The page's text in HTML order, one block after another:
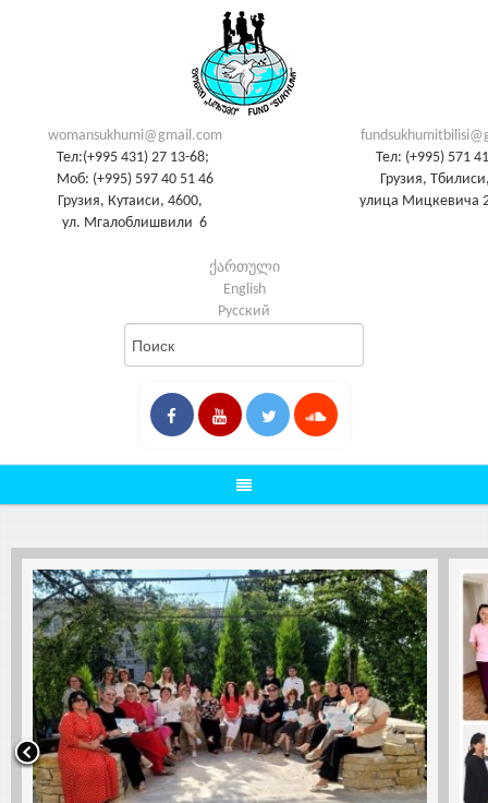
womansukhumi@gmail.com
Тел:(+995 431) 27 13-68;
Моб: (+995) 597 40 51 46
Грузия, Кутаиси, 4600,
ул. Мгалоблишвили 6
Тел: (+995) 571
Грузия,
улица Мицкевича
ქართული
English
Русский